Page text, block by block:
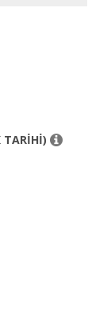
TARİHİ)